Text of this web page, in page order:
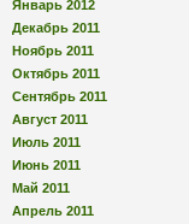
Январь 2012
Декабрь 2011
Ноябрь 2011
Октябрь 2011
Сентябрь 2011
Август 2011
Июль 2011
Июнь 2011
Май 2011
Апрель 2011